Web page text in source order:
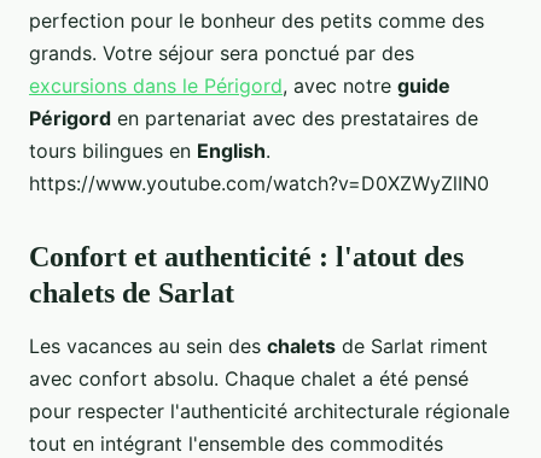
perfection pour le bonheur des petits comme des
grands. Votre séjour sera ponctué par des
excursions dans le Périgord, avec notre guide
Périgord en partenariat avec des prestataires de
tours bilingues en English.
https://www.youtube.com/watch?v=D0XZWyZlIN0
Confort et authenticité : l'atout des
chalets de Sarlat
Les vacances au sein des chalets de Sarlat riment
avec confort absolu. Chaque chalet a été pensé
pour respecter l'authenticité architecturale régionale
tout en intégrant l'ensemble des commodités